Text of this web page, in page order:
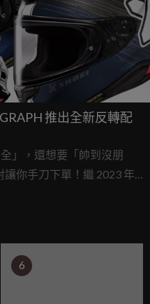
推出全新反轉配
」，還想要「帥到沒朋
讓你手刀下單！繼 2023 年
全罩帽 Z-8 IDEOGRAPH
亮的新配色：黑白反轉版
6